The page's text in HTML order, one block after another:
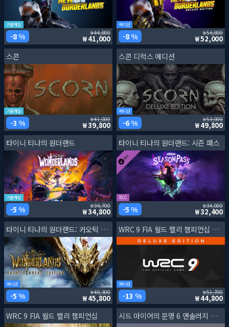
기본게임
8 % 44,800
41,000
에디션
8 % 56,800
52,000
스콘
기본게임
3 % 41,000
39,800
스콘 디럭스 에디션
에디션
6 % 53,000
49,800
타이니 티나의 원더랜드
기본게임
5 % 36,700
34,800
타이니 티나의 원더랜드: 시즌 패스
DLC
5 % 34,000
32,400
타이니 티나의 원더랜드: 카오틱 그레이트 에디션
에디션
5 % 48,300
45,800
WRC 9 FIA 월드 랠리 챔피언십 디럭스 에디션
에디션
13 % 51,700
44,800
WRC 9 FIA 월드 랠리 챔피언십 시드 마이어의 문명 6 앤솔러지 업그레이드